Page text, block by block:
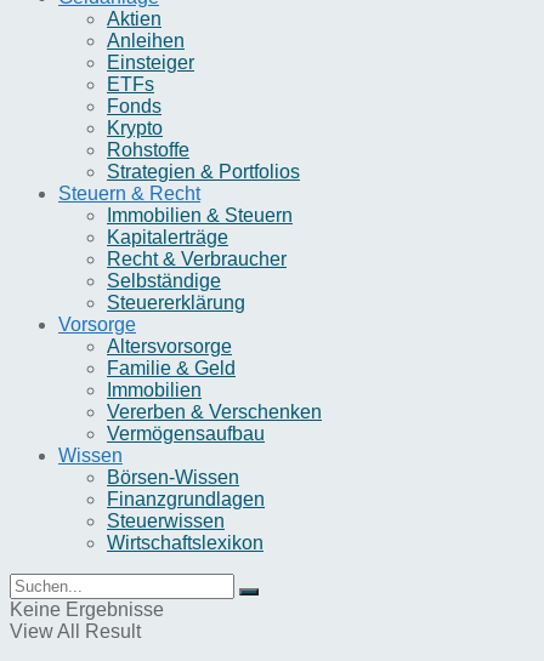
Aktien
Anleihen
Einsteiger
ETFs
Fonds
Krypto
Rohstoffe
Strategien & Portfolios
Steuern & Recht
Immobilien & Steuern
Kapitalerträge
Recht & Verbraucher
Selbständige
Steuererklärung
Vorsorge
Altersvorsorge
Familie & Geld
Immobilien
Vererben & Verschenken
Vermögensaufbau
Wissen
Börsen-Wissen
Finanzgrundlagen
Steuerwissen
Wirtschaftslexikon
Keine Ergebnisse
View All Result